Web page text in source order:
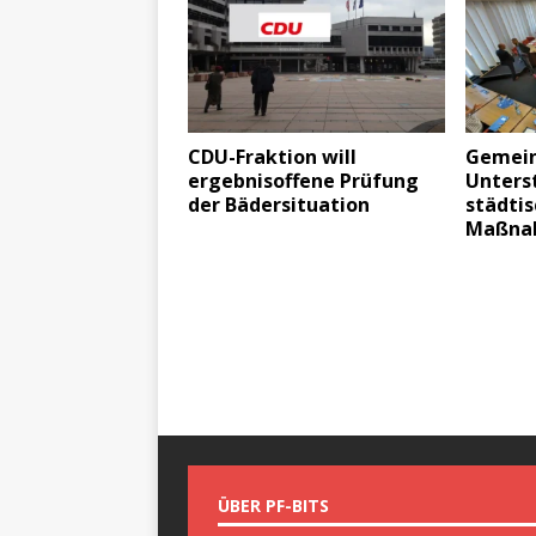
CDU-Fraktion will
ergebnisoffene Prüfung
der Bädersituation
ÜBER PF-BITS